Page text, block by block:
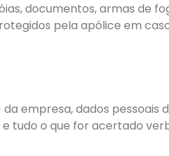
documentos, armas de
pela apólice em
empresa, dados pessoais
tudo o que for acertado